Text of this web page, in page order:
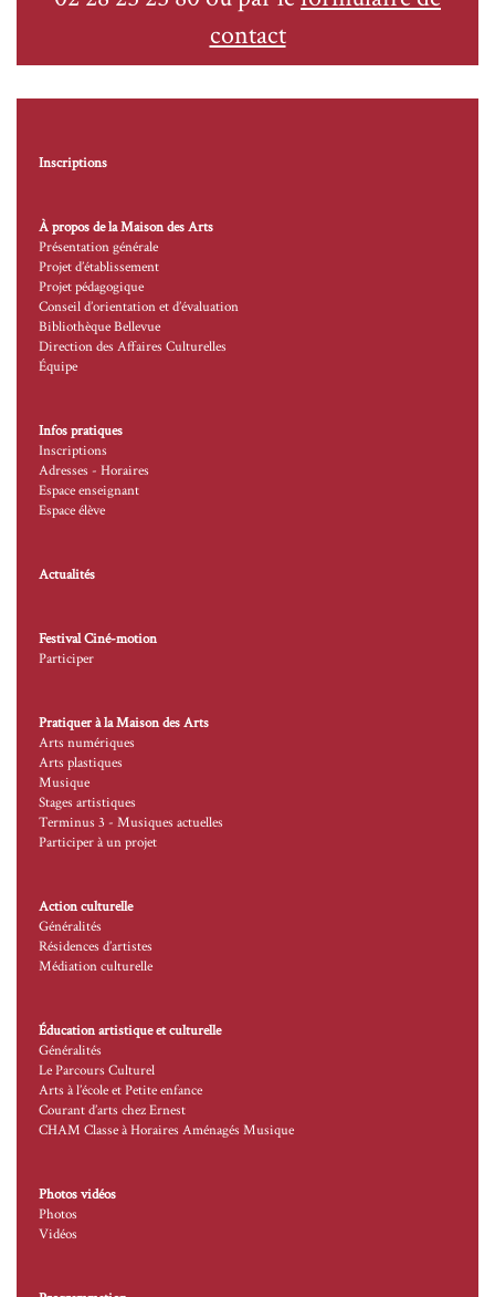
contact
Inscriptions
À propos de la Maison des Arts
Présentation générale
Projet d’établissement
Projet pédagogique
Conseil d’orientation et d’évaluation
Bibliothèque Bellevue
Direction des Affaires Culturelles
Équipe
Infos pratiques
Inscriptions
Adresses - Horaires
Espace enseignant
Espace élève
Actualités
Festival Ciné-motion
Participer
Pratiquer à la Maison des Arts
Arts numériques
Arts plastiques
Musique
Stages artistiques
Terminus 3 - Musiques actuelles
Participer à un projet
Action culturelle
Généralités
Résidences d’artistes
Médiation culturelle
Éducation artistique et culturelle
Généralités
Le Parcours Culturel
Arts à l’école et Petite enfance
Courant d’arts chez Ernest
CHAM Classe à Horaires Aménagés Musique
Photos vidéos
Photos
Vidéos